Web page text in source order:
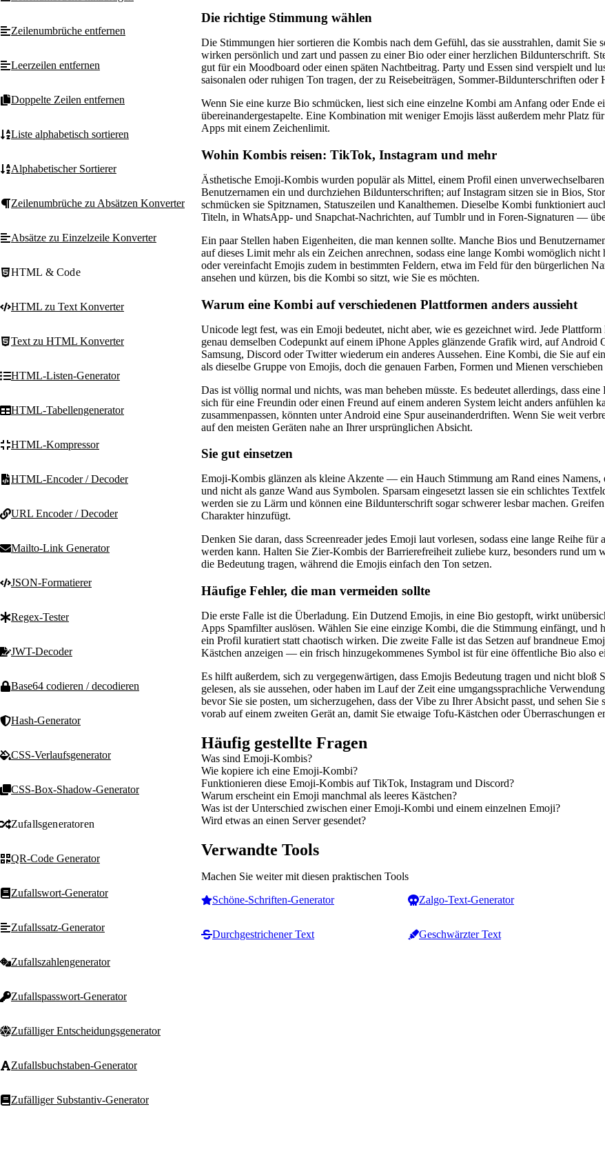
Zeilenumbrüche entfernen
Leerzeilen entfernen
Doppelte Zeilen entfernen
Liste alphabetisch sortieren
Alphabetischer Sortierer
Zeilenumbrüche zu Absätzen Konverter
Absätze zu Einzelzeile Konverter
HTML & Code
HTML zu Text Konverter
Text zu HTML Konverter
HTML-Listen-Generator
HTML-Tabellengenerator
HTML-Kompressor
HTML-Encoder / Decoder
URL Encoder / Decoder
Mailto-Link Generator
JSON-Formatierer
Regex-Tester
JWT-Decoder
Base64 codieren / decodieren
Hash-Generator
CSS-Verlaufsgenerator
CSS-Box-Shadow-Generator
Zufallsgeneratoren
QR-Code Generator
Zufallswort-Generator
Zufallssatz-Generator
Zufallszahlengenerator
Zufallspasswort-Generator
Zufälliger Entscheidungsgenerator
Zufallsbuchstaben-Generator
Zufälliger Substantiv-Generator
Die richtige Stimmung wählen
Die Stimmungen hier sortieren die Kombis nach dem Gefühl, das sie ausstrahlen, damit
wirken persönlich und zart und passen zu einer Bio oder einer herzlichen Bildunterschrift.
gut für ein Moodboard oder einen späten Nachtbeitrag. Party und Essen sind verspielt und
saisonalen oder ruhigen Ton tragen, der zu Reisebeiträgen, Sommer-Bildunterschriften oder
Wenn Sie eine kurze Bio schmücken, liest sich eine einzelne Kombi am Anfang oder Ende
übereinandergestapelte. Eine Kombination mit weniger Emojis lässt außerdem mehr Platz
Apps mit einem Zeichenlimit.
Wohin Kombis reisen: TikTok, Instagram und mehr
Ästhetische Emoji-Kombis wurden populär als Mittel, einem Profil einen
Benutzernamen ein und durchziehen Bildunterschriften; auf Instagram sitzen sie in Bios,
schmücken sie Spitznamen, Statuszeilen und Kanalthemen. Dieselbe Kombi funktioniert
Titeln, in WhatsApp- und Snapchat-Nachrichten, auf Tumblr und in Foren-Signaturen —
Ein paar Stellen haben Eigenheiten, die man kennen sollte. Manche Bios und
auf dieses Limit mehr als ein Zeichen anrechnen, sodass eine lange Kombi womöglich
oder vereinfacht Emojis zudem in bestimmten Feldern, etwa im Feld für den bürgerlichen
ansehen und kürzen, bis die Kombi so sitzt, wie Sie es möchten.
Warum eine Kombi auf verschiedenen Plattformen anders aussieht
Unicode legt fest, was ein Emoji bedeutet, nicht aber, wie es gezeichnet wird. Jede
genau demselben Codepunkt auf einem iPhone Apples glänzende Grafik wird, auf Android
Samsung, Discord oder Twitter wiederum ein anderes Aussehen. Eine Kombi, die Sie auf
als dieselbe Gruppe von Emojis, doch die genauen Farben, Formen und Mienen
Das ist völlig normal und nichts, was man beheben müsste. Es bedeutet allerdings, dass
sich für eine Freundin oder einen Freund auf einem anderen System leicht anders anfühlen
zusammenpassen, könnten unter Android eine Spur auseinanderdriften. Wenn Sie weit
auf den meisten Geräten nahe an Ihrer ursprünglichen Absicht.
Sie gut einsetzen
Emoji-Kombis glänzen als kleine Akzente — ein Hauch Stimmung am Rand eines
und nicht als ganze Wand aus Symbolen. Sparsam eingesetzt lassen sie ein schlichtes
werden sie zu Lärm und können eine Bildunterschrift sogar schwerer lesbar machen.
Charakter hinzufügt.
Denken Sie daran, dass Screenreader jedes Emoji laut vorlesen, sodass eine lange Reihe
werden kann. Halten Sie Zier-Kombis der Barrierefreiheit zuliebe kurz, besonders rund um
die Bedeutung tragen, während die Emojis einfach den Ton setzen.
Häufige Fehler, die man vermeiden sollte
Die erste Falle ist die Überladung. Ein Dutzend Emojis, in eine Bio gestopft, wirkt
Apps Spamfilter auslösen. Wählen Sie eine einzige Kombi, die die Stimmung einfängt, und
ein Profil kuratiert statt chaotisch wirken. Die zweite Falle ist das Setzen auf brandneue
Kästchen anzeigen — ein frisch hinzugekommenes Symbol ist für eine öffentliche Bio also
Es hilft außerdem, sich zu vergegenwärtigen, dass Emojis Bedeutung tragen und nicht bloß
gelesen, als sie aussehen, oder haben im Lauf der Zeit eine umgangssprachliche
bevor Sie sie posten, um sicherzugehen, dass der Vibe zu Ihrer Absicht passt, und sehen
vorab auf einem zweiten Gerät an, damit Sie etwaige Tofu-Kästchen oder Überraschungen
Häufig gestellte Fragen
Was sind Emoji-Kombis?
Wie kopiere ich eine Emoji-Kombi?
Funktionieren diese Emoji-Kombis auf TikTok, Instagram und Discord?
Warum erscheint ein Emoji manchmal als leeres Kästchen?
Was ist der Unterschied zwischen einer Emoji-Kombi und einem einzelnen Emoji?
Wird etwas an einen Server gesendet?
Verwandte Tools
Machen Sie weiter mit diesen praktischen Tools
Schöne-Schriften-Generator
Zalgo-Text-Generator
Durchgestrichener Text Geschwärzter Text